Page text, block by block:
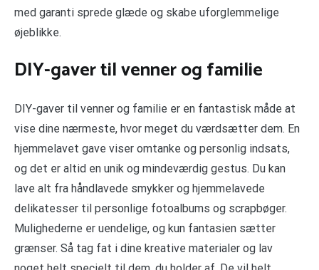
med garanti sprede glæde og skabe uforglemmelige
øjeblikke.
DIY-gaver til venner og familie
DIY-gaver til venner og familie er en fantastisk måde at
vise dine nærmeste, hvor meget du værdsætter dem. En
hjemmelavet gave viser omtanke og personlig indsats,
og det er altid en unik og mindeværdig gestus. Du kan
lave alt fra håndlavede smykker og hjemmelavede
delikatesser til personlige fotoalbums og scrapbøger.
Mulighederne er uendelige, og kun fantasien sætter
grænser. Så tag fat i dine kreative materialer og lav